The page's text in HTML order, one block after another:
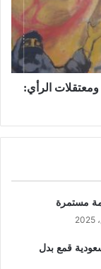
ومعتقلات الرأي:
مستمرة
قمع بدل